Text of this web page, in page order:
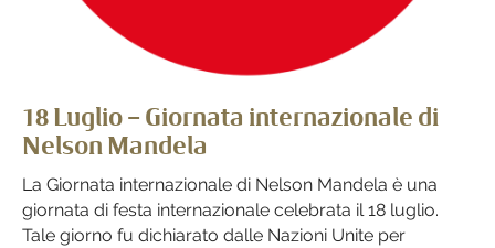
18 Luglio – Giornata internazionale di
Nelson Mandela
La Giornata internazionale di Nelson Mandela è una
giornata di festa internazionale celebrata il 18 luglio.
Tale giorno fu dichiarato dalle Nazioni Unite per